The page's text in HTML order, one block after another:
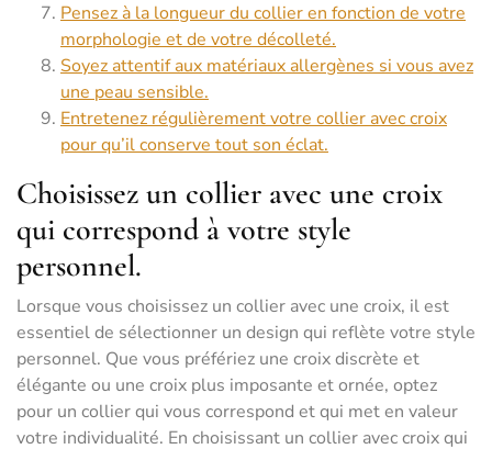
Pensez à la longueur du collier en fonction de votre
morphologie et de votre décolleté.
Soyez attentif aux matériaux allergènes si vous avez
une peau sensible.
Entretenez régulièrement votre collier avec croix
pour qu’il conserve tout son éclat.
Choisissez un collier avec une croix
qui correspond à votre style
personnel.
Lorsque vous choisissez un collier avec une croix, il est
essentiel de sélectionner un design qui reflète votre style
personnel. Que vous préfériez une croix discrète et
élégante ou une croix plus imposante et ornée, optez
pour un collier qui vous correspond et qui met en valeur
votre individualité. En choisissant un collier avec croix qui